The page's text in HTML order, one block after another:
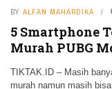
BY ALFAN MAHARDIKA
5 Smartphone
Murah PUBG
TIKTAK.ID – Masih
murah namun masih